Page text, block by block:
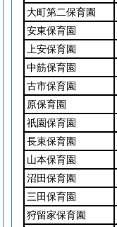
大町第二保育園
安東保育園
上安保育園
中筋保育園
古市保育園
原保育園
祇園保育園
長束保育園
山本保育園
沼田保育園
三田保育園
狩留家保育園